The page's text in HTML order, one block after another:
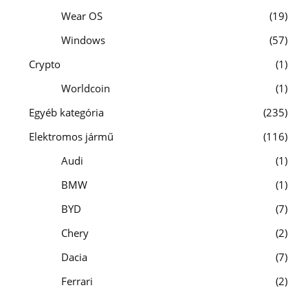
Wear OS
19
Windows
57
Crypto
1
Worldcoin
1
Egyéb kategória
235
Elektromos jármű
116
Audi
1
BMW
1
BYD
7
Chery
2
Dacia
7
Ferrari
2